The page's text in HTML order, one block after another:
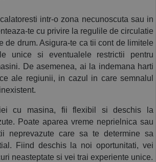
intr-o zona necunoscuta sau in
te cu privire la regulile de circulatie
de drum. Asigura-te ca tii cont de limitele
unice si eventualele restrictii pentru
De asemenea, ai la indemana harti
ale regiunii, in cazul in care semnalul
cu masina, fii flexibil si deschis la
Poate aparea vreme neprielnica sau
neprevazute care sa te determine sa
Fiind deschis la noi oportunitati, vei
neasteptate si vei trai experiente unice.